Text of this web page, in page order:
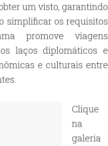
um visto, garantindo
simplificar os requisitos
promove viagens
laços diplomáticos e
e culturais entre
Clique
na
galeria